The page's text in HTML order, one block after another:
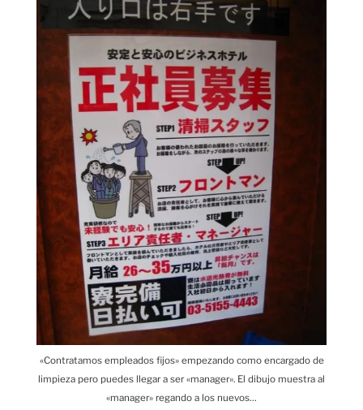
«Contratamos empleados fijos» empezando como encargado de
limpieza pero puedes llegar a ser «manager». El dibujo muestra al
«manager» regando a los nuevos…